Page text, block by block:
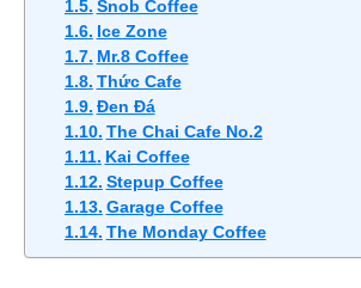
Snob Coffee
Ice Zone
Mr.8 Coffee
Thức Cafe
Đen Đá
The Chai Cafe No.2
Kai Coffee
Stepup Coffee
Garage Coffee
The Monday Coffee